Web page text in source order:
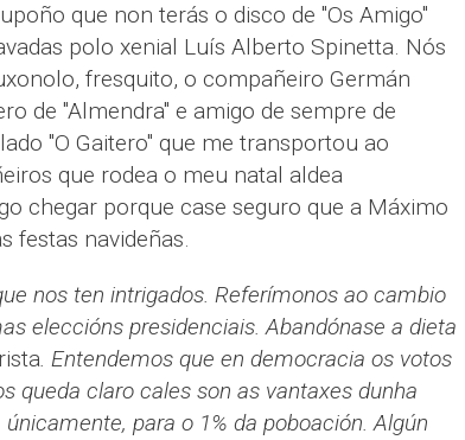
que non terás o disco de "Os Amigo"
polo xenial Luís Alberto Spinetta. Nós
fresquito, o compañeiro Germán
de "Almendra" e amigo de sempre de
"O Gaitero" que me transportou ao
que rodea o meu natal aldea
chegar porque case seguro que a Máximo
festas navideñas.
nos ten intrigados. Referímonos ao cambio
eleccións presidenciais. Abandónase a dieta
. Entendemos que en democracia os votos
queda claro cales son as vantaxes dunha
para o 1% da poboación. Algún